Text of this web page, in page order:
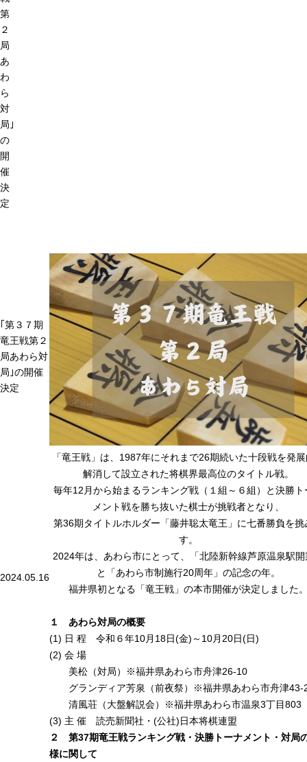
第
２
局
あ
わ
ら
対
局｣
の
開
催
決
定
｢第３７期
竜王戦第２
局あわら対
局｣の開催
決定
2024.05.16
「竜王戦」は、1987年にそれまで26期続いた十段戦を発
解消して設立された将棋界最高位のタイトル戦。
毎年12月から始まるランキング戦（１組～６組）と決勝ト
メント戦を勝ち抜いた棋士が挑戦者となり、
第36期タイトルホルダー「藤井聡太竜王」に七番勝負を挑
す。
2024年は、あわら市にとって、「北陸新幹線芦原温泉駅開
と「あわら市制施行20周年」の記念の年。
福井県初となる「竜王戦」の本市開催が決定しました
１ あわら対局の概要
(1) 日 程 令和６年10月18日(金)～10月20日(日)
(2) 会 場
美松（対局）※福井県あわら市舟津26-10
グランディア芳泉（前夜祭）※福井県あわら市舟津43-
清風荘（大盤解説会）※福井県あわら市温泉3丁目803
(3) 主 催 読売新聞社・(公社)日本将棋連盟
２ 第37期竜王戦ランキング戦・決勝トーナメント・対局
様に関して